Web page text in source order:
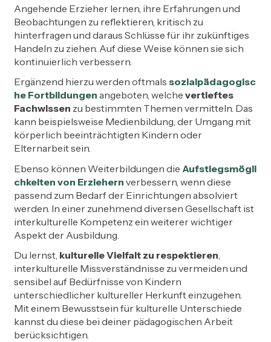
Angehende Erzieher lernen, ihre Erfahrungen und
Beobachtungen zu reflektieren, kritisch zu
hinterfragen und daraus Schlüsse für ihr zukünftiges
Handeln zu ziehen. Auf diese Weise können sie sich
kontinuierlich verbessern.
Ergänzend hierzu werden oftmals sozialpädagogisc
he Fortbildungen angeboten, welche vertieftes
Fachwissen zu bestimmten Themen vermitteln. Das
kann beispielsweise Medienbildung, der Umgang mit
körperlich beeinträchtigten Kindern oder
Elternarbeit sein.
Ebenso können Weiterbildungen die Aufstiegsmögli
chkeiten von Erziehern verbessern, wenn diese
passend zum Bedarf der Einrichtungen absolviert
werden. In einer zunehmend diversen Gesellschaft ist
interkulturelle Kompetenz ein weiterer wichtiger
Aspekt der Ausbildung.
Du lernst, kulturelle Vielfalt zu respektieren,
interkulturelle Missverständnisse zu vermeiden und
sensibel auf Bedürfnisse von Kindern
unterschiedlicher kultureller Herkunft einzugehen.
Mit einem Bewusstsein für kulturelle Unterschiede
kannst du diese bei deiner pädagogischen Arbeit
berücksichtigen.